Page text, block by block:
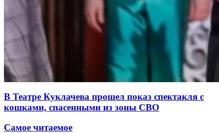
В Театре Куклачева прошел показ спектакля с
кошками, спасенными из зоны СВО
Самое читаемое